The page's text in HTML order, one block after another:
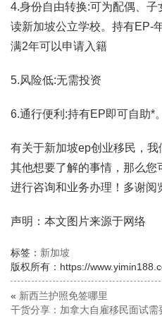
4.身份自由转换:可为配偶、
读新加坡公立学校。持有EP-
满2年可以申请入籍
5.风险低:无需投资
6.通行便利:持有EP即可自助*
有关于新加坡ep创业移民，
其他想要了解的事情，那么您
进行咨询和业务办理！多谢阅
声明：本文图片来源于网络
标签： 新加坡
版权所有：https://
« 新西兰护照免签哪里
干货分享：加拿大自雇移民面试需